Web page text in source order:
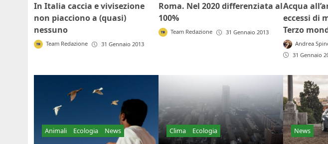
In Italia caccia e vivisezione
non piacciono a (quasi)
nessuno
Team Redazione 31 Gennaio 2013
Roma. Nel 2020 differenziata al
100%
Team Redazione 31 Gennaio 2013
Acqua
eccessi di
Terzo
Andrea
31 Gennaio
Animali Ecologia News Clima Ecologia News